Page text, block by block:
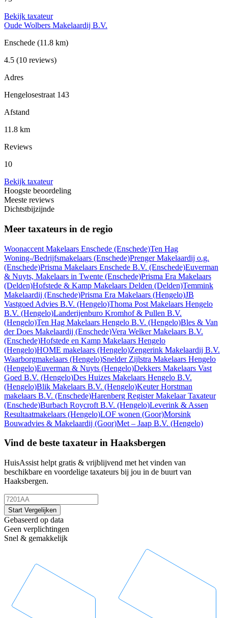
Bekijk taxateur
Oude Wolbers Makelaardij B.V.
Enschede (11.8 km)
4.5 (10 reviews)
Adres
Hengelosestraat 143
Afstand
11.8 km
Reviews
10
Bekijk taxateur
Hoogste beoordeling
Meeste reviews
Dichtstbijzijnde
Meer taxateurs in de regio
Woonaccent Makelaars Enschede (Enschede)Ten Hag
Woning-/Bedrijfsmakelaars (Enschede)Prenger Makelaardij o.g.
(Enschede)Prisma Makelaars Enschede B.V. (Enschede)Euverman
& Nuyts, Makelaars in Twente (Enschede)Prisma Era Makelaars
(Delden)Hofstede & Kamp Makelaars Delden (Delden)Temmink
Makelaardij (Enschede)Prisma Era Makelaars (Hengelo)JB
Vastgoed Advies B.V. (Hengelo)Thoma Post Makelaars Hengelo
B.V. (Hengelo)Landerijenburo Kromhof & Pullen B.V.
(Hengelo)Ten Hag Makelaars Hengelo B.V. (Hengelo)Bles & Van
der Does Makelaardij (Enschede)Vera Welker Makelaars B.V.
(Enschede)Hofstede en Kamp Makelaars Hengelo
(Hengelo)HOME makelaars (Hengelo)Zengerink Makelaardij B.V.
Waarborgmakelaars (Hengelo)Snelder Zijlstra Makelaars Hengelo
(Hengelo)Euverman & Nuyts (Hengelo)Dekkers Makelaars Vast
Goed B.V. (Hengelo)Des Huizes Makelaars Hengelo B.V.
(Hengelo)Blik Makelaars B.V. (Hengelo)Keuter Horstman
makelaars B.V. (Enschede)Harenberg Register Makelaar Taxateur
(Enschede)Burbach Roycroft B.V. (Hengelo)Leverink & Assen
Resultaatmakelaars (Hengelo)LOF wonen (Goor)Morsink
Bouwadvies & Makelaardij (Goor)Met – Jaap B.V. (Hengelo)
Vind de beste taxateur in Haaksbergen
HuisAssist helpt gratis & vrijblijvend met het vinden van
beschikbare en voordelige taxateurs bij jou in de buurt van
Haaksbergen.
Start Vergelijken
Gebaseerd op data
Geen verplichtingen
Snel & gemakkelijk